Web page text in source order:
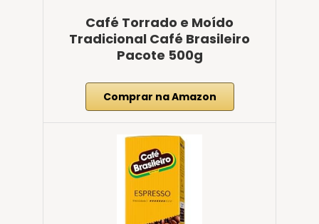
Café Torrado e Moído
Tradicional Café Brasileiro
Pacote 500g
Comprar na Amazon